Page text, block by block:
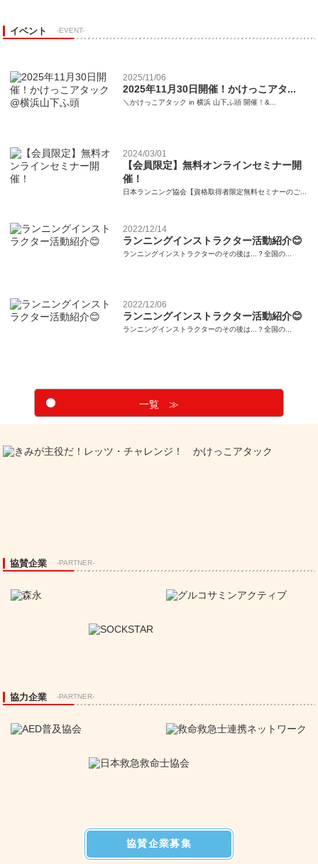
イベント -EVENT-
2025/11/06
2025年11月30日開催！かけっこアタ...
＼かけっこアタック in 横浜 山下ふ頭 開催！&...
2024/03/01
【会員限定】無料オンラインセミナー開
催！
日本ランニング協会【資格取得者限定無料セミナーのご...
2022/12/14
ランニングインストラクター活動紹介😊
ランニングインストラクターのその後は...？全国の...
2022/12/06
ランニングインストラクター活動紹介😊
ランニングインストラクターのその後は...？全国の...
一覧 ≫
協賛企業 -PARTNER-
協力企業 -PARTNER-
協賛企業募集